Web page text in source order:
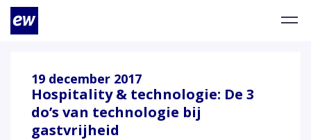
19 december 2017
Hospitality & technologie: De 3
do’s van technologie bij
gastvrijheid